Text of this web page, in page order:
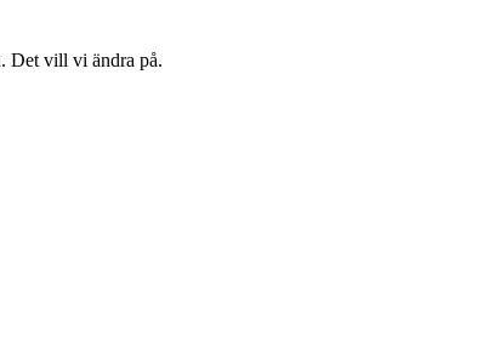
Det vill vi ändra på.